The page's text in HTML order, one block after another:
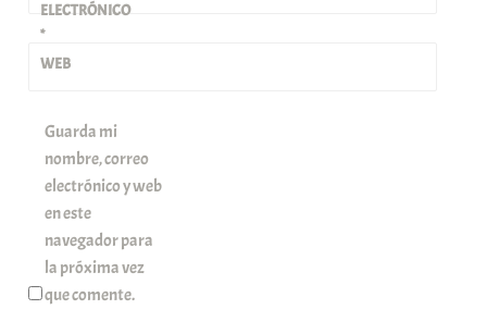
ELECTRÓNICO
*
WEB
Guarda mi
nombre, correo
electrónico y web
en este
navegador para
la próxima vez
que comente.